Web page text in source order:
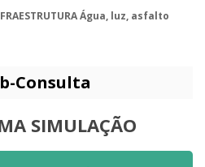
Água, luz, asfalto
Consulta
SIMULAÇÃO